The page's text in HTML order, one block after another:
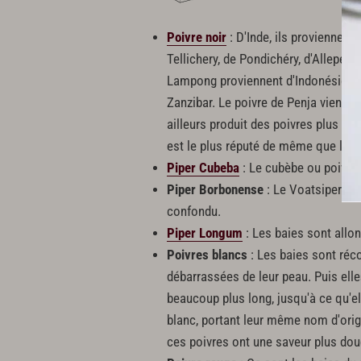
Poivre noir : D'Inde, ils proviennent
Tellichery, de Pondichéry,
Lampong proviennent d'Indonésie,
Zanzibar. Le poivre de Penja vient
ailleurs produit des poivres plus
est le plus réputé de même que le
Piper Cubeba : Le cubèbe ou
Piper Borbonense : Le
confondu.
Piper Longum : Les baies sont
Poivres blancs : Les baies sont
débarrassées de leur peau. Puis
beaucoup plus long, jusqu'à ce
blanc, portant leur même nom
ces poivres ont une saveur plus